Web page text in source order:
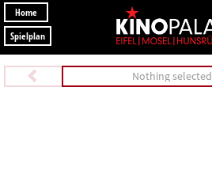
Home
Spielplan
Nothing selected